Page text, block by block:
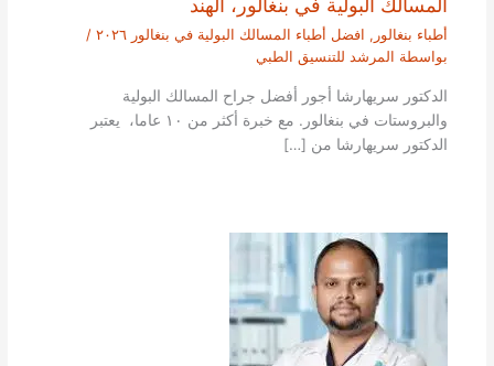
أطباء بنغالور , افضل أطباء المسالك البولية في بنغالور ٢٠٢٦
/
بواسطة المرشد للتنسيق الطبي
الدكتور سريهارشا أجور أفضل جراح المسالك البولية
والبروستات في بنغالور. مع خبرة أكثر من ١٠ عاما، يعتبر
الدكتور سريهارشا من […]